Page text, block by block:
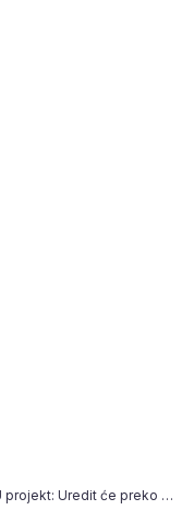
Đurđevac prijavio još jedan EU projekt: Uredit će preko 8 kilometara šumskih puteva